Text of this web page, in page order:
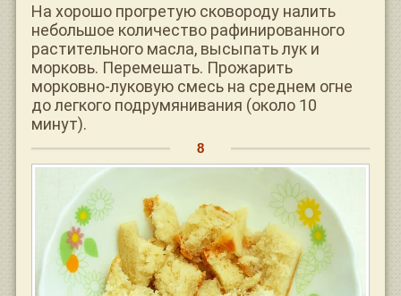
На хорошо прогретую сковороду налить
небольшое количество рафинированного
растительного масла, высыпать лук и
морковь. Перемешать. Прожарить
морковно-луковую смесь на среднем огне
до легкого подрумянивания (около 10
минут).